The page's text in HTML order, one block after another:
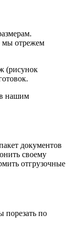
мы отрежем
(рисунок
нашим
документов
своему
отгрузочные
порезать по